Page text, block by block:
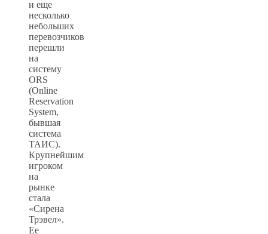
и еще
несколько
небольших
перевозчиков
перешли
на
систему
ORS
(Online
Reservation
System,
бывшая
система
ТАИС).
Крупнейшим
игроком
на
рынке
стала
«Сирена
Трэвел».
Ее